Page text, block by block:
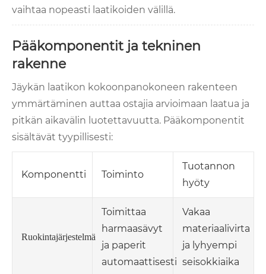
vaihtaa nopeasti laatikoiden välillä.
Pääkomponentit ja tekninen
rakenne
Jäykän laatikon kokoonpanokoneen rakenteen
ymmärtäminen auttaa ostajia arvioimaan laatua ja
pitkän aikavälin luotettavuutta. Pääkomponentit
sisältävät tyypillisesti:
Komponentti Toiminto
Tuotannon
hyöty
Ruokintajärjestelmä
Toimittaa
harmaasävyt
ja paperit
automaattisesti
Vakaa
materiaalivirta
ja lyhyempi
seisokkiaika